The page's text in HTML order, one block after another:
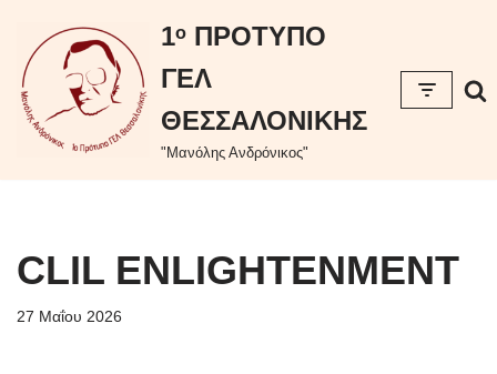
περιεχόμενο
Μεταπηδήστε
στο
περιεχόμενο
1ᵒ ΠΡΟΤΥΠΟ
ΓΕΛ
ΘΕΣΣΑΛΟΝΙΚΗΣ
"Μανόλης Ανδρόνικος"
CLIL ENLIGHTENMENT
27 Μαΐου 2026